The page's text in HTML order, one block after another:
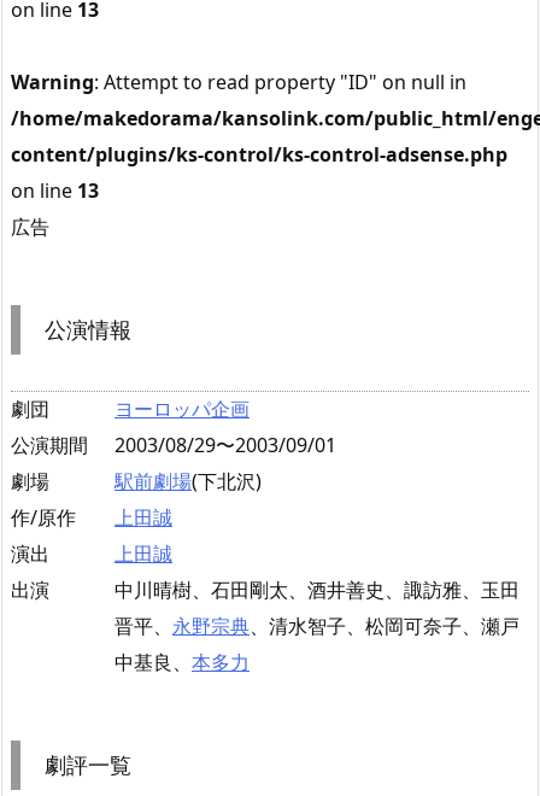
on line 13
Warning: Attempt to read property "ID" on null in
/home/makedorama/kansolink.com/public_html/
content/plugins/ks-control/ks-control-adsense.php
on line 13
広告
公演情報
劇団
ヨーロッパ企画
公演期間
2003/08/29〜2003/09/01
劇場
駅前劇場(下北沢)
作/原作
上田誠
演出
上田誠
出演
中川晴樹、石田剛太、酒井善史、諏訪雅、玉田
晋平、 永野宗典、清水智子、松岡可奈子、瀬戸
中基良、 本多力
劇評一覧